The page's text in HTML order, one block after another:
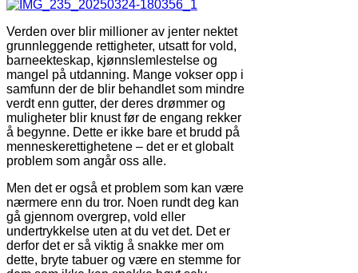
Verden over blir millioner av jenter nektet
grunnleggende rettigheter, utsatt for vold,
barneekteskap, kjønnslemlestelse og
mangel på utdanning. Mange vokser opp i
samfunn der de blir behandlet som mindre
verdt enn gutter, der deres drømmer og
muligheter blir knust før de engang rekker
å begynne. Dette er ikke bare et brudd på
menneskerettighetene – det er et globalt
problem som angår oss alle.
Men det er også et problem som kan være
nærmere enn du tror. Noen rundt deg kan
gå gjennom overgrep, vold eller
undertrykkelse uten at du vet det. Det er
derfor det er så viktig å snakke mer om
dette, bryte tabuer og være en stemme for